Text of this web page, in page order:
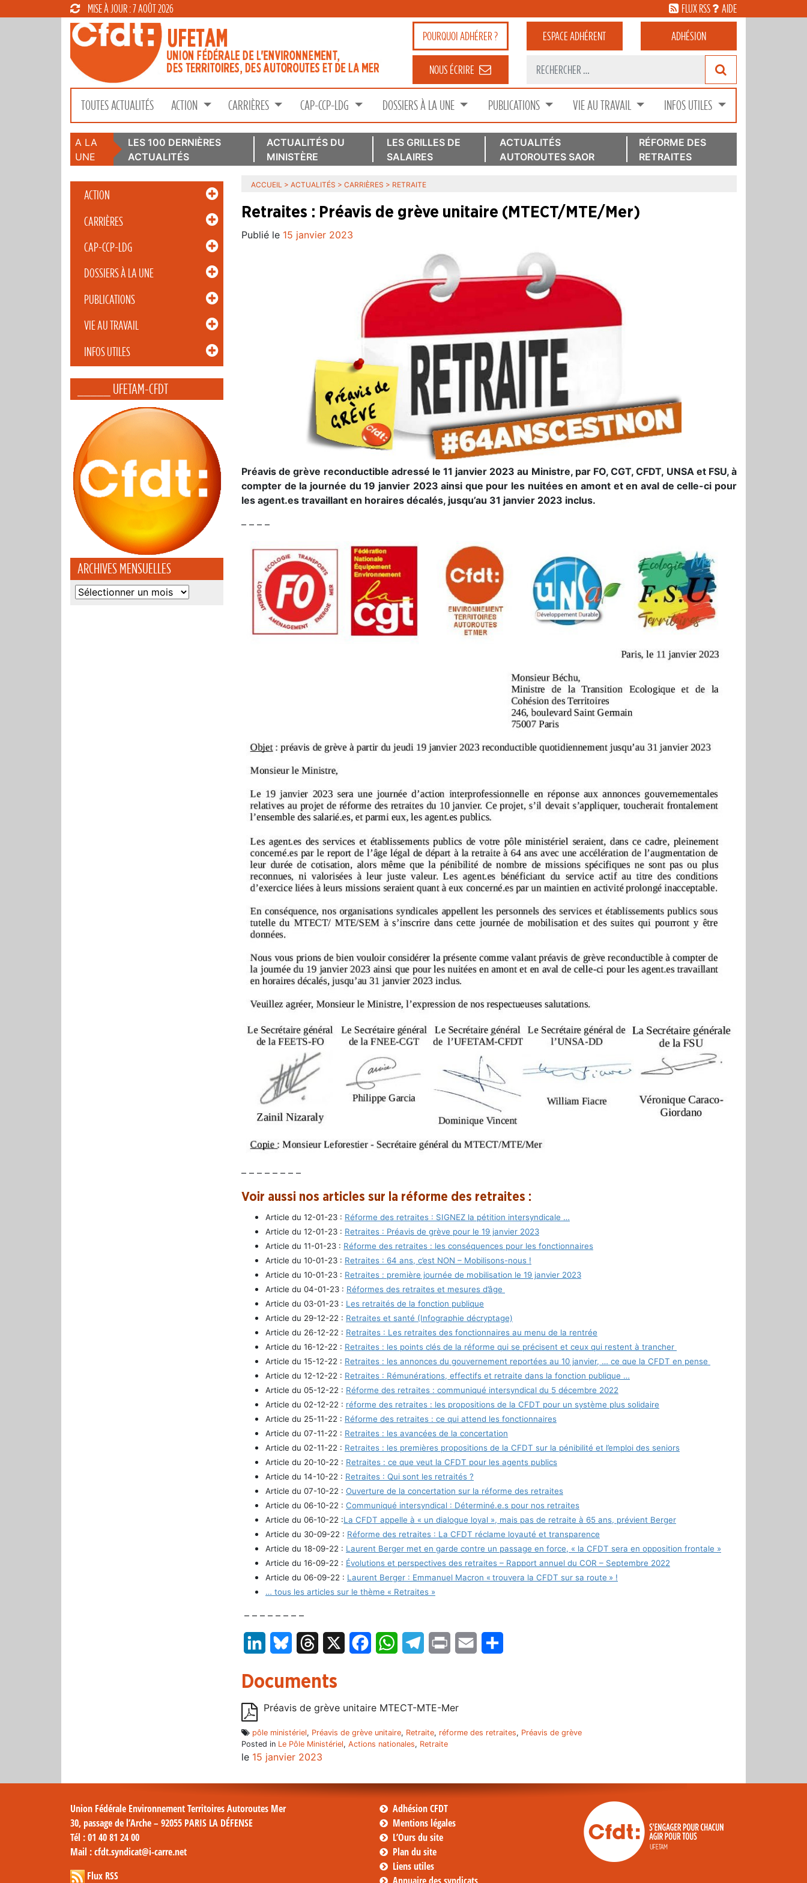
MISE À JOUR : 7 AOÛT 2026 FLUX RSS AIDE
POURQUOIADHÉRER ? ESPACEADHÉRENT ADHÉSION
NOUS ÉCRIRE
TOUTES ACTUALITÉS ACTION CARRIÈRES CAP-CCP-LDG DOSSIERS À LA UNE PUBLICATIONS VIE AU TRAVAIL INFOS UTILES
A LA
UNE
LES 100 DERNIÈRES
ACTUALITÉS
ACTUALITÉS DU
MINISTÈRE
LES GRILLES DE
SALAIRES
ACTUALITÉS
AUTOROUTES SAOR
RÉFORME DES
RETRAITES
ACTION
CARRIÈRES
CAP-CCP-LDG
DOSSIERS À LA UNE
PUBLICATIONS
VIE AU TRAVAIL
INFOS UTILES
_____ UFETAM-CFDT
ARCHIVES MENSUELLES
Archives
ACCUEIL > ACTUALITÉS > CARRIÈRES > RETRAITE
Retraites : Préavis de grève unitaire (MTECT/MTE/Mer)
Publié le 15 janvier 2023
Préavis de grève reconductible adressé le 11 janvier 2023 au Ministre, par FO, CGT, CFDT, UNSA et FSU, à
compter de la journée du 19 janvier 2023 ainsi que pour les nuitées en amont et en aval de celle-ci pour
les agent.es travaillant en horaires décalés, jusqu’au 31 janvier 2023 inclus.
– – – –
– – – – – – – –
Voir aussi nos articles sur la réforme des retraites :
Article du 12-01-23 : Réforme des retraites : SIGNEZ la pétition intersyndicale …
Article du 12-01-23 : Retraites : Préavis de grève pour le 19 janvier 2023
Article du 11-01-23 : Réforme des retraites : les conséquences pour les fonctionnaires
Article du 10-01-23 : Retraites : 64 ans, c’est NON – Mobilisons-nous !
Article du 10-01-23 : Retraites : première journée de mobilisation le 19 janvier 2023
Article du 04-01-23 : Réformes des retraites et mesures d’âge
Article du 03-01-23 : Les retraités de la fonction publique
Article du 29-12-22 : Retraites et santé (Infographie décryptage)
Article du 26-12-22 : Retraites : Les retraites des fonctionnaires au menu de la rentrée
Article du 16-12-22 : Retraites : les points clés de la réforme qui se précisent et ceux qui restent à trancher
Article du 15-12-22 : Retraites : les annonces du gouvernement reportées au 10 janvier, … ce que la CFDT en pense
Article du 12-12-22 : Retraites : Rémunérations, effectifs et retraite dans la fonction publique …
Article du 05-12-22 : Réforme des retraites : communiqué intersyndical du 5 décembre 2022
Article du 02-12-22 : réforme des retraites : les propositions de la CFDT pour un système plus solidaire
Article du 25-11-22 : Réforme des retraites : ce qui attend les fonctionnaires
Article du 07-11-22 : Retraites : les avancées de la concertation
Article du 02-11-22 : Retraites : les premières propositions de la CFDT sur la pénibilité et l’emploi des seniors
Article du 20-10-22 : Retraites : ce que veut la CFDT pour les agents publics
Article du 14-10-22 : Retraites : Qui sont les retraités ?
Article du 07-10-22 : Ouverture de la concertation sur la réforme des retraites
Article du 06-10-22 : Communiqué intersyndical : Déterminé.e.s pour nos retraites
Article du 06-10-22 :La CFDT appelle à « un dialogue loyal », mais pas de retraite à 65 ans, prévient Berger
Article du 30-09-22 : Réforme des retraites : La CFDT réclame loyauté et transparence
Article du 18-09-22 : Laurent Berger met en garde contre un passage en force, « la CFDT sera en opposition frontale »
Article du 16-09-22 : Évolutions et perspectives des retraites – Rapport annuel du COR – Septembre 2022
Article du 06-09-22 : Laurent Berger : Emmanuel Macron « trouvera la CFDT sur sa route » !
… tous les articles sur le thème « Retraites »
– – – – – – – –
LinkedInBluesky Threads FacebookWhatsAppTelegram
Print Email
Documents
Préavis de grève unitaire MTECT-MTE-Mer
pôle ministériel, Préavis de grève unitaire, Retraite, réforme des retraites, Préavis de grève
Posted in Le Pôle Ministériel, Actions nationales, Retraite
le 15 janvier 2023
Union Fédérale Environnement Territoires Autoroutes Mer
30, passage de l’Arche – 92055 PARIS LA DÉFENSE
Tél : 01 40 81 24 00
Mail : cfdt.syndicat@i-carre.net
Flux RSS
Adhésion CFDT
Mentions légales
L’Ours du site
Plan du site
Liens utiles